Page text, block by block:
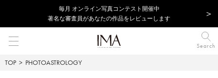
毎⽉ オンライン写真コンテスト開催中
著名な審査員があなたの作品をレビューします
Search
TOP PHOTOASTROLOGY